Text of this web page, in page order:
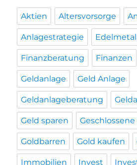
Aktien Altersvorsorge
Anlagestrategie
Finanzberatung Finanzen
Geldanlage Geld Anlage
Geldanlageberatung
Geld sparen
Goldbarren Gold kaufen
Immobilien Invest